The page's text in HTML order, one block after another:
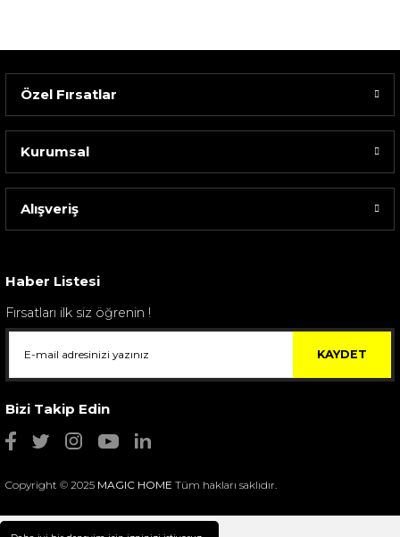
Sarev Elfıda Flanel Nevresim Takımı Çift Kişili...
Özel Fırsatlar
Kurumsal
Alışveriş
Haber Listesi
Fırsatları ilk siz öğrenin !
KAYDET
Bizi Takip Edin
Copyright © 2025 MAGIC HOME Tüm hakları saklıdır.